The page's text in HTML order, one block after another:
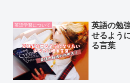
英語学習について
英語の勉
せるよう
る言葉